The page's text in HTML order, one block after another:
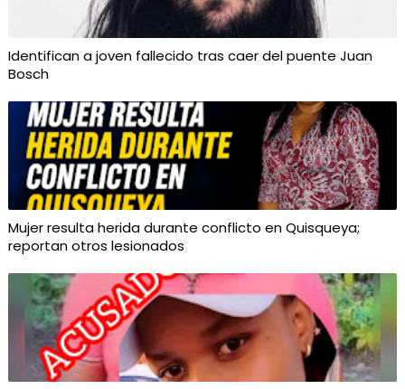
Identifican a joven fallecido tras caer del puente Juan
Bosch
Mujer resulta herida durante conflicto en Quisqueya;
reportan otros lesionados